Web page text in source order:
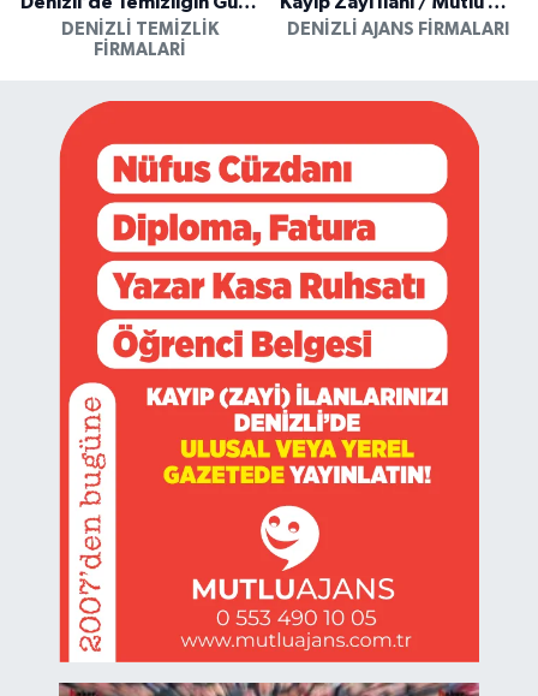
DENIZLI TEMIZLIK
FIRMALARI
DENIZLI AJANS FIRMALARI